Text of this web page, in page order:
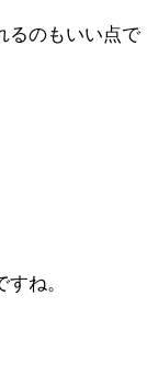
るのもいい点で
ね。